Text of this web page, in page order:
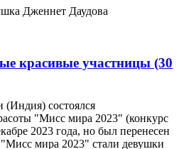
красивые участницы (30
(Индия) состоялся
"Мисс мира 2023" (конкурс
2023 года, но был перенесен
мира 2023" стали девушки